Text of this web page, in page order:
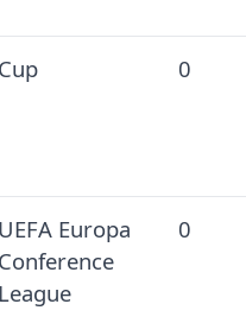
Cup 0
UEFA Europa
Conference
League
0